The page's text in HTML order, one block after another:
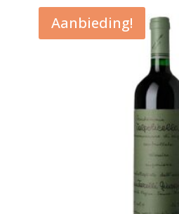
Aanbieding!